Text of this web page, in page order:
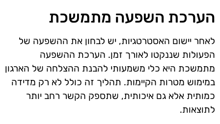
הערכת השפעה מתמשכת
לאחר יישום האסטרטגיות, יש לבחון את ההשפעה של
הפעולות שננקטו לאורך זמן. הערכת ההשפעה
מתמשכת היא כלי משמעותי להבנת ההצלחה של הארגון
במימוש מטרות הקיימות. תהליך זה כולל לא רק מדידה
כמותית אלא גם איכותית, שתספק הקשר רחב יותר
לתוצאות.